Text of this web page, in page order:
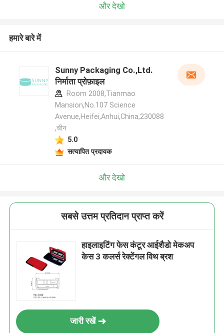
और देखो
हमारे बारे में
Sunny Packaging Co.,Ltd.
निर्माता प्रोफ़ाइल
Room 2008,Tianmao
Mansion,No.107 Science
Avenue,Heifei,Anhui,China,230088
,चीन
5.0
सत्यापित प्रदायक
और देखो
सबसे उत्तम प्रतिदान प्राप्त करें
हाइलाइटिंग फेस कंटूर आईशैडो मेकअप
केस 3 कलर्स रेक्टेंगल विथ ब्रश
जारी रखें